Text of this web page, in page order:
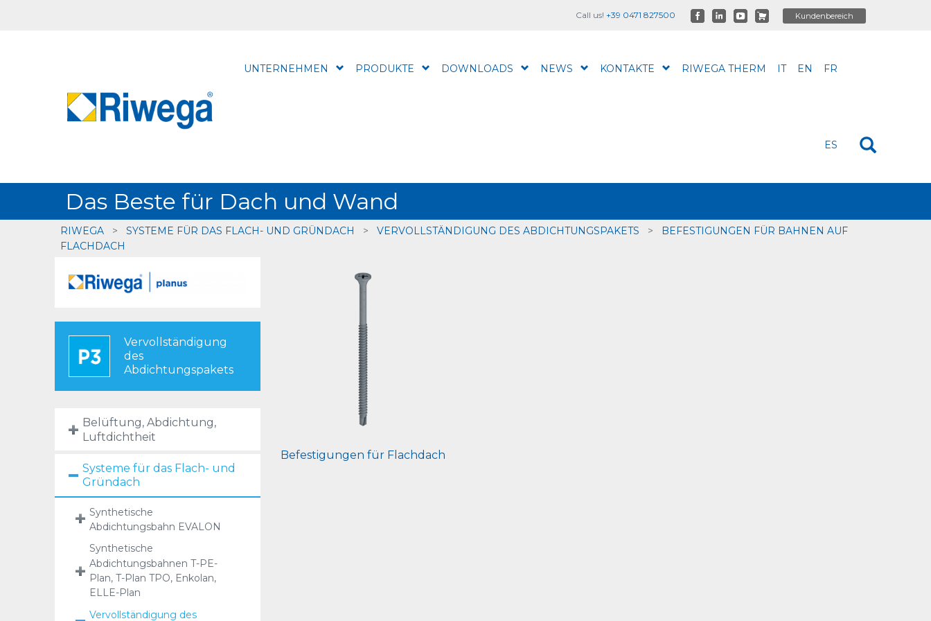
UNTERNEHMEN PRODUKTE DOWNLOADS NEWS KONTAKTE RIWEGA THERM IT EN FR
ES
Call us! +39 0471 827500
Das Beste für Dach und Wand
RIWEGA > SYSTEME FÜR DAS FLACH- UND GRÜNDACH > VERVOLLSTÄNDIGUNG DES ABDICHTUNGSPAKETS >
BEFESTIGUNGEN FÜR BAHNEN AUF
FLACHDACH
Vervollständigung
des
Abdichtungspakets
Belüftung, Abdichtung,
Luftdichtheit
Systeme für das Flach- und
Gründach
Synthetische
Abdichtungsbahn EVALON
Synthetische
Abdichtungsbahnen T-PE-
Plan, T-Plan TPO, Enkolan,
ELLE-Plan
Vervollständigung des
Befestigungen für Flachdach